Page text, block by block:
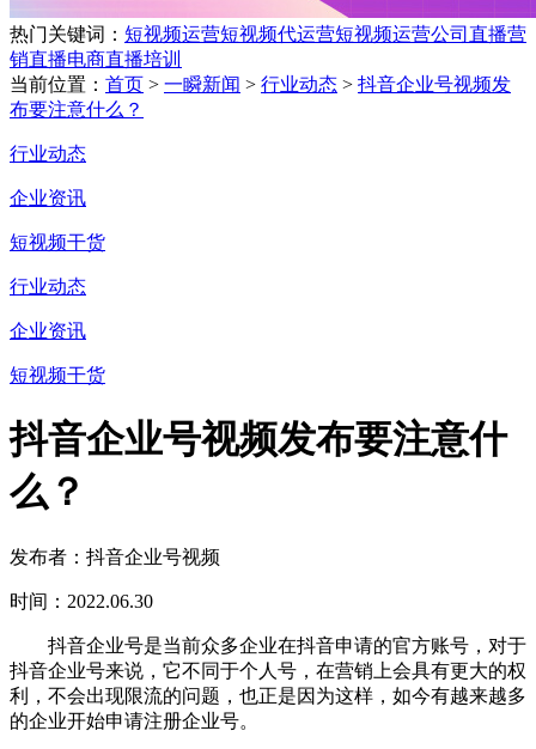
热门关键词： 短视频运营短视频代运营短视频运营公司 直播营
销直播电商直播培训
当前位置： 首页 > 一瞬新闻 > 行业动态 > 抖音企业号视频发
布要注意什么？
行业动态
企业资讯
短视频干货
行业动态
企业资讯
短视频干货
抖音企业号视频发布要注意什
么？
发布者：抖音企业号视频
时间：2022.06.30
抖音企业号是当前众多企业在抖音申请的官方账号，对于
抖音企业号来说，它不同于个人号，在营销上会具有更大的权
利，不会出现限流的问题，也正是因为这样，如今有越来越多
的企业开始申请注册企业号。